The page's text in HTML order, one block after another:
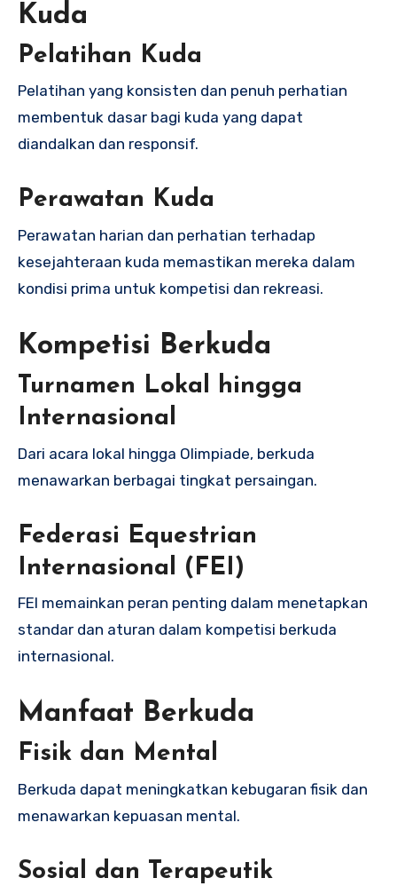
Kuda
Pelatihan Kuda
Pelatihan yang konsisten dan penuh perhatian
membentuk dasar bagi kuda yang dapat
diandalkan dan responsif.
Perawatan Kuda
Perawatan harian dan perhatian terhadap
kesejahteraan kuda memastikan mereka dalam
kondisi prima untuk kompetisi dan rekreasi.
Kompetisi Berkuda
Turnamen Lokal hingga
Internasional
Dari acara lokal hingga Olimpiade, berkuda
menawarkan berbagai tingkat persaingan.
Federasi Equestrian
Internasional (FEI)
FEI memainkan peran penting dalam menetapkan
standar dan aturan dalam kompetisi berkuda
internasional.
Manfaat Berkuda
Fisik dan Mental
Berkuda dapat meningkatkan kebugaran fisik dan
menawarkan kepuasan mental.
Sosial dan Terapeutik